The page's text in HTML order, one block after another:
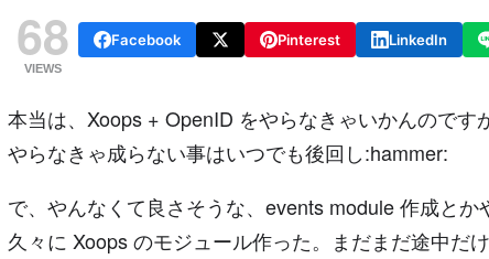
68
VIEWS
Facebook Pinterest LinkedIn
本当は、Xoops + OpenID をやらなきゃいかんのです
やらなきゃ成らない事はいつでも後回し:hammer:
で、やんなくて良さそうな、events module 作成とか
久々に Xoops のモジュール作った。まだまだ途中だ